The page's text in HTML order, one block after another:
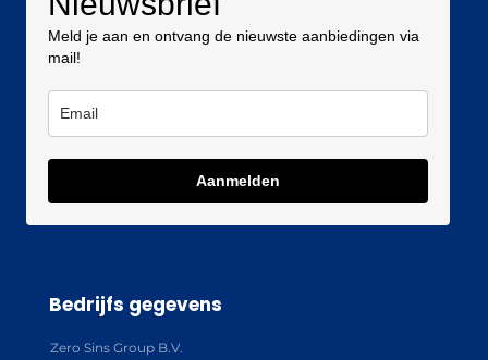
Meld je aan en ontvang de nieuwste aanbiedingen via
mail!
Aanmelden
Bedrijfs gegevens
Zero Sins Group B.V.